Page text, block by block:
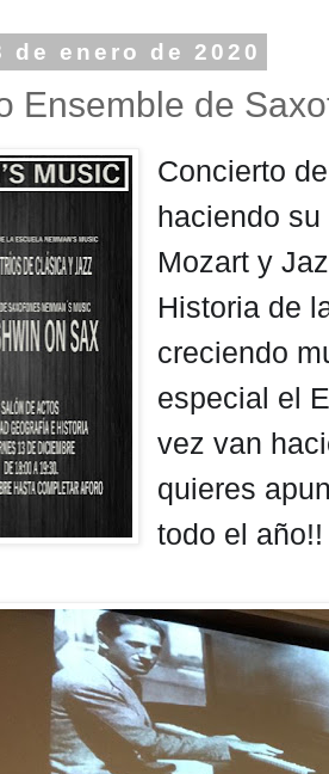
de enero de 2020
Ensemble de
Concierto
haciendo
Mozart y
Historia de
creciendo
especial el
vez van
quieres
todo el año!!